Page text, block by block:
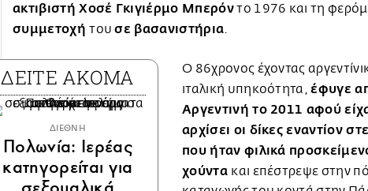
ακτιβιστή Χοσέ Γκιγιέρμο Μπερόντο 1976 και τη
συμμετοχήτουσε βασανιστήρια.
ΔΕΙΤΕ ΑΚΟΜΑ
ΔΙΕΘΝΗ
Πολωνία: Ιερέας
κατηγορείται για
Ο 86χρονος έχοντας
ιταλική υπηκοότητα,έφυγε
Αργεντινή το 2011 αφού
αρχίσει οι δίκες εναντίον
που ήταν φιλικά
χούντα και επέστρεψε στην